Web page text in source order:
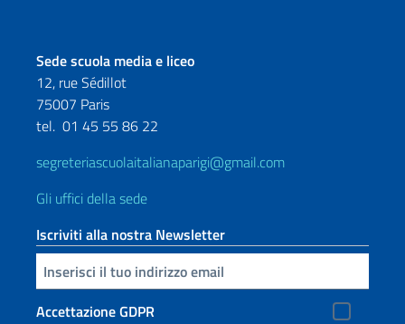
Sede scuola media e liceo
12, rue Sédillot
75007 Paris
tel. 01 45 55 86 22
segreteriascuolaitalianaparigi@gmail.com
Gli uffici della sede
Iscriviti alla nostra Newsletter
Inserisci la tua email
Accettazione GDPR